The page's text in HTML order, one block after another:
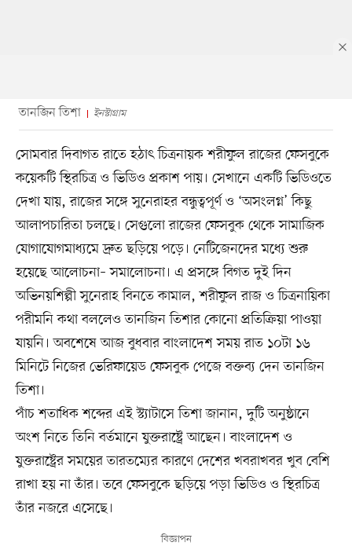
তানজিন তিশা ইনস্টাগ্রাম
সোমবার দিবাগত রাতে হঠাৎ চিত্রনায়ক শরীফুল রাজের ফেসবুকে
কয়েকটি স্থিরচিত্র ও ভিডিও প্রকাশ পায়। সেখানে একটি ভিডিওতে
দেখা যায়, রাজের সঙ্গে সুনেরাহর বন্ধুত্বপূর্ণ ও ‘অসংলগ্ন’ কিছু
আলাপচারিতা চলছে। সেগুলো রাজের ফেসবুক থেকে সামাজিক
যোগাযোগমাধ্যমে দ্রুত ছড়িয়ে পড়ে। নেটিজেনদের মধ্যে শুরু
হয়েছে আলোচনা– সমালোচনা। এ প্রসঙ্গে বিগত দুই দিন
অভিনয়শিল্পী সুনেরাহ বিনতে কামাল, শরীফুল রাজ ও চিত্রনায়িকা
পরীমনি কথা বললেও তানজিন তিশার কোনো প্রতিক্রিয়া পাওয়া
যায়নি। অবশেষে আজ বুধবার বাংলাদেশ সময় রাত ১০টা ১৬
মিনিটে নিজের ভেরিফায়েড ফেসবুক পেজে বক্তব্য দেন তানজিন
তিশা।
পাঁচ শতাধিক শব্দের এই স্ট্যাটাসে তিশা জানান, দুটি অনুষ্ঠানে
অংশ নিতে তিনি বর্তমানে যুক্তরাষ্ট্রে আছেন। বাংলাদেশ ও
যুক্তরাষ্ট্রের সময়ের তারতম্যের কারণে দেশের খবরাখবর খুব বেশি
রাখা হয় না তাঁর। তবে ফেসবুকে ছড়িয়ে পড়া ভিডিও ও স্থিরচিত্র
তাঁর নজরে এসেছে।